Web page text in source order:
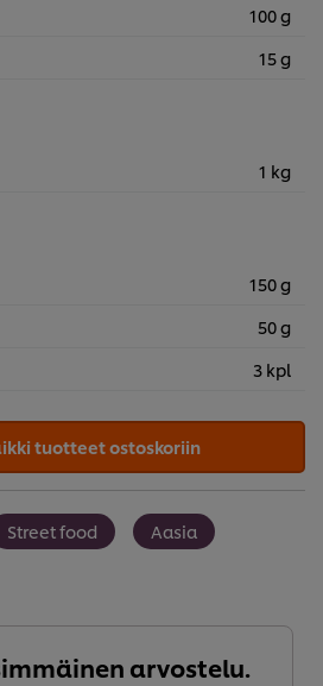
100 g
15 g
1 kg
150 g
50 g
3 kpl
tuotteet ostoskoriin
Street food Aasia
arvostelu.